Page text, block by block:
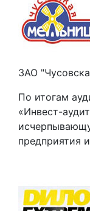
ЗАО
По итогам
«Инвест-
предприятия